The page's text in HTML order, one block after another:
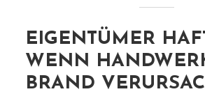
EIGENTÜMER
WENN
BRAND